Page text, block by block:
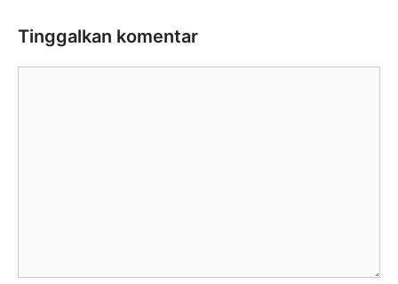
Tinggalkan komentar